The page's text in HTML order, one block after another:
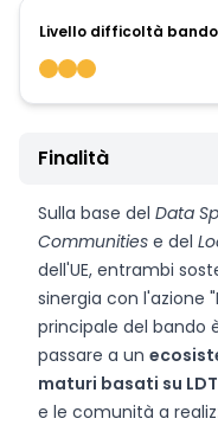
Livello difficoltà bando
Finalità
Sulla base del Data
Communities e del
dell'UE, entrambi
sinergia con l'azione
principale del bando
passare a un
maturi basati su
e le comunità a